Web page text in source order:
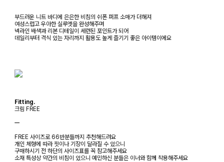
부드러운 니트 바디에 은은한 비침의 쉬폰 퍼프 소매가 더해져
여성스럽고 우아한 실루엣을 완성해주며
넥라인 배색과 리본 디테일이 세련된 포인트가 되어
데일리부터 격식 있는 자리까지 활용도 높게 즐기기 좋은 아이템이에요
Fitting.
크림 FREE
ㅡ
FREE 사이즈로 66반분들까지 추천해드려요
개인 체형에 따라 핏이나 기장이 달라질 수 있으니
구매하시기 전 하단의 사이즈표를 꼭 참고해주세요
소재 특성상 약간의 비침이 있으니 예민하신 분들은 이너와 함께 착용해주세요